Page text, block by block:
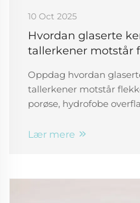
10 Oct 2025
Hvordan glaserte
tallerkener motstår
Oppdag hvordan
tallerkener motstår
porøse, hydrofobe
tips for holdbarhet. Les
Lær mere